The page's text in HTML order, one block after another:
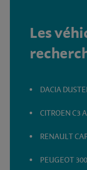
Les
DACIA
CITROEN C3
RENAULT
PEUGEOT